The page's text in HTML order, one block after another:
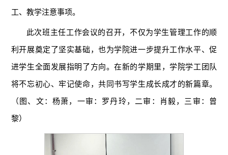
工、教学注意事项。
此次班主任工作会议的召开，不仅为学生管理工作的顺
利开展奠定了坚实基础，也为学院进一步提升工作水平、促
进学生全面发展指明了方向。在新的学期里，学院学工团队
将不忘初心、牢记使命，共同书写学生成长成才的新篇章。
（图、文：杨萧，一审：罗丹玲，二审：肖毅，三审：曾
黎）